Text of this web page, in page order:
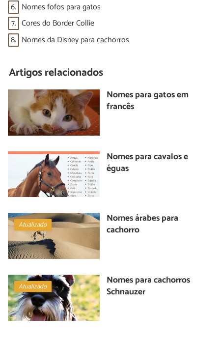
6. Nomes fofos para gatos
7. Cores do Border Collie
8. Nomes da Disney para cachorros
Artigos relacionados
Nomes para gatos em
francês
Nomes para cavalos e
éguas
Atualizado
Nomes árabes para
cachorro
Atualizado
Nomes para cachorros
Schnauzer